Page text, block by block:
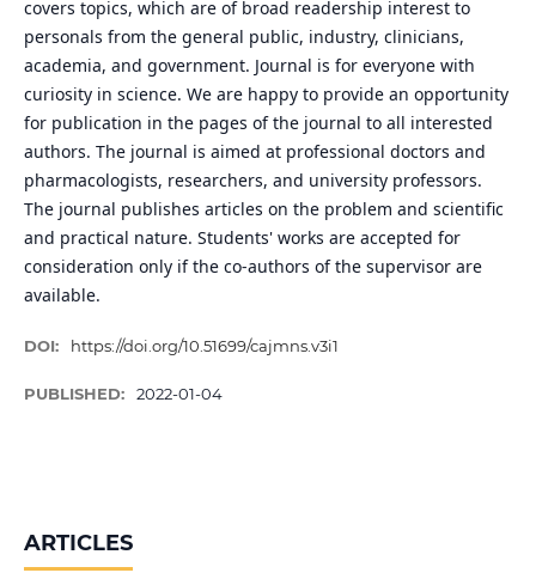
covers topics, which are of broad readership interest to
personals from the general public, industry, clinicians,
academia, and government. Journal is for everyone with
curiosity in science. We are happy to provide an opportunity
for publication in the pages of the journal to all interested
authors. The journal is aimed at professional doctors and
pharmacologists, researchers, and university professors.
The journal publishes articles on the problem and scientific
and practical nature. Students' works are accepted for
consideration only if the co-authors of the supervisor are
available.
DOI: https://doi.org/10.51699/cajmns.v3i1
PUBLISHED: 2022-01-04
ARTICLES